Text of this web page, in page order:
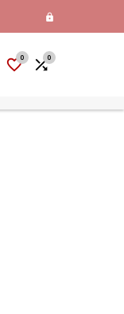

0 0